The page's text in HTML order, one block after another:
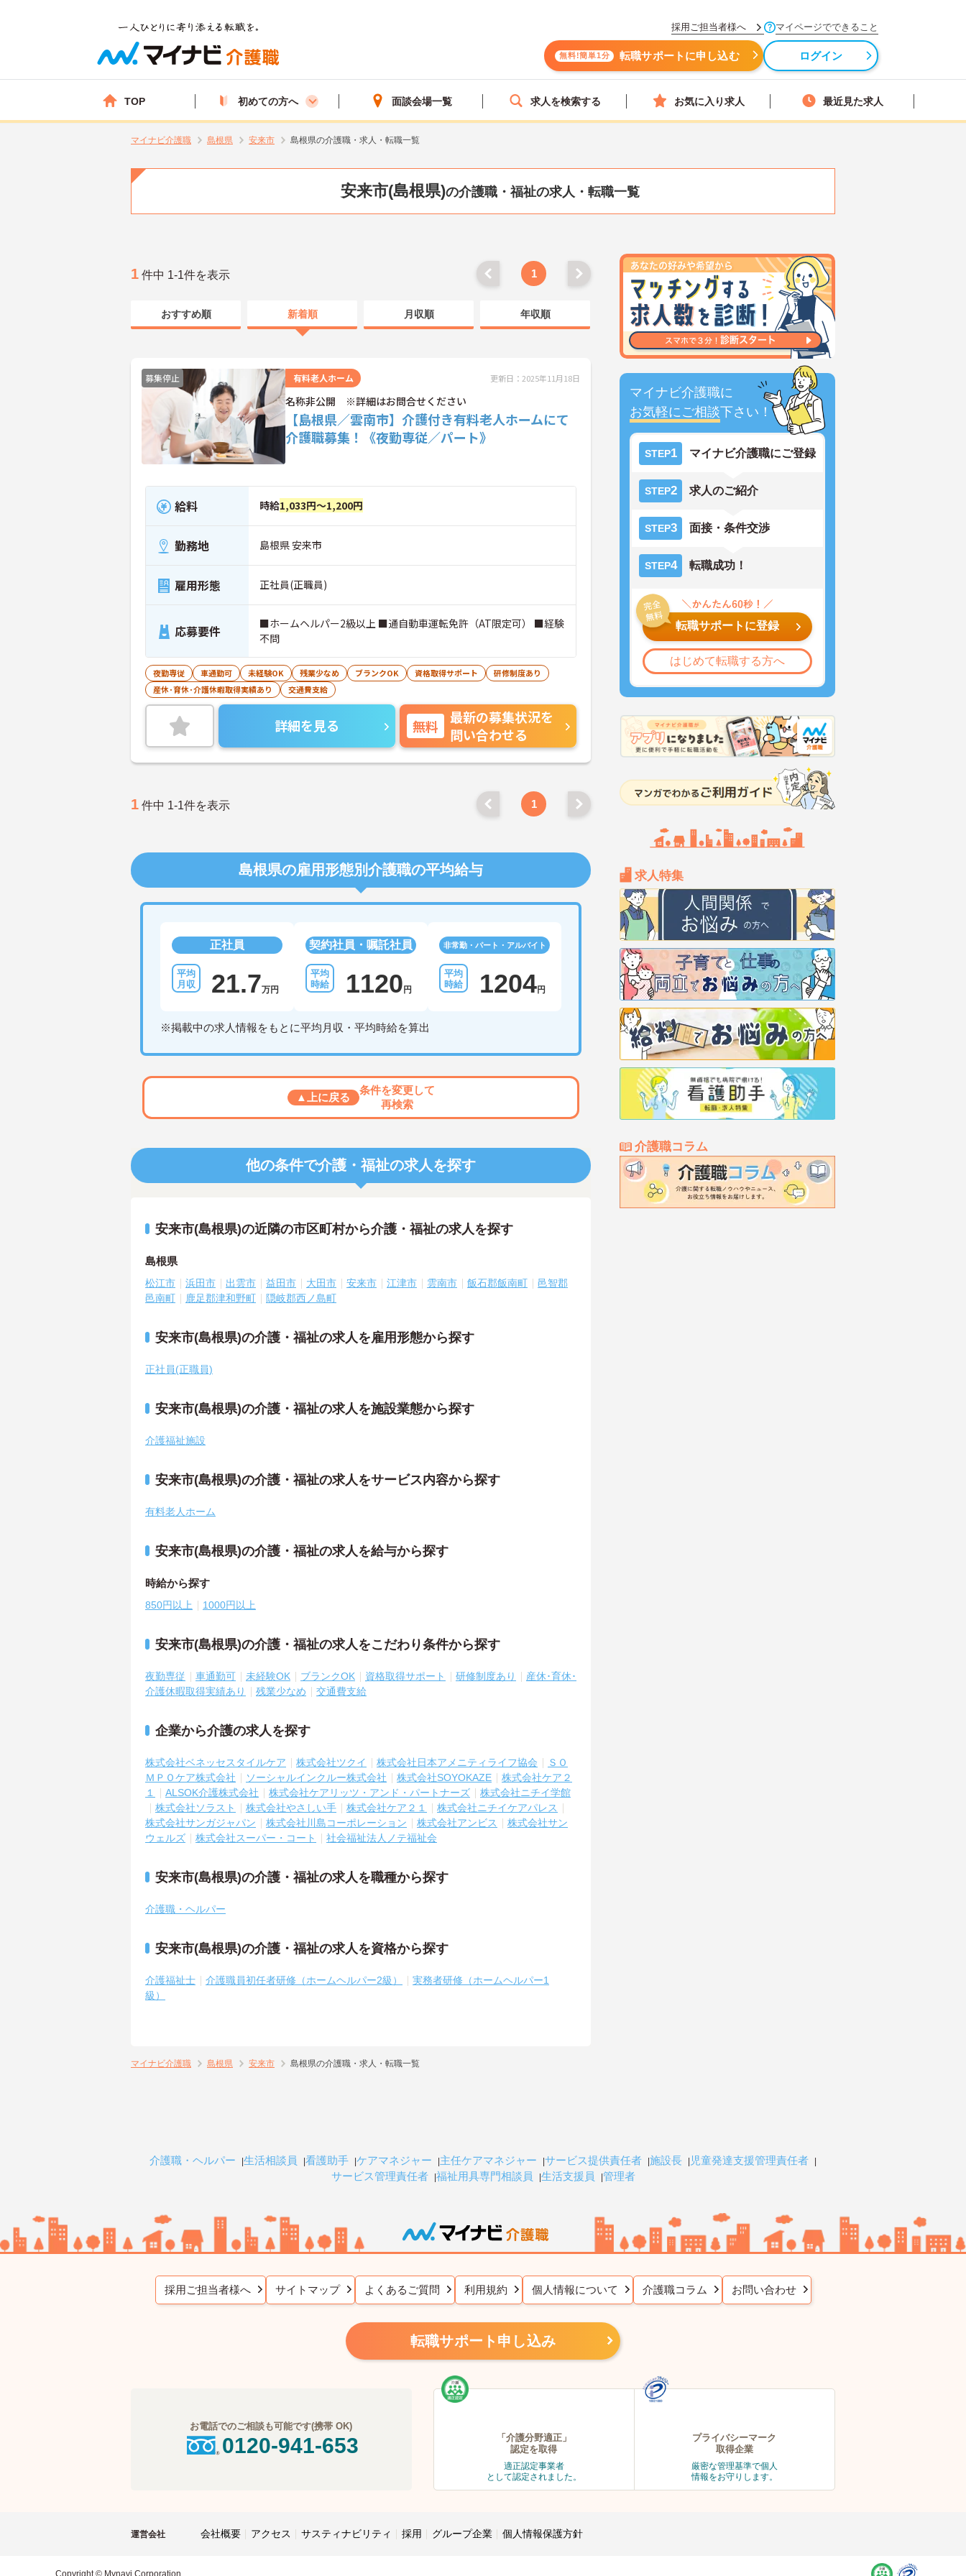
採用ご担当者様へ マイページでできること
無料!簡単1分 転職サポートに申し込む ログイン
TOP 初めての方へ 面談会場一覧 求人を検索する お気に入り求人 最近見た求人
マイナビ介護職 島根県 安来市 島根県の介護職・求人・転職一覧
安来市(島根県)の介護職・福祉の求人・転職一覧
マイナビ介護職に
お気軽にご相談下さい！
STEP1 マイナビ介護職にご登録
STEP2 求人のご紹介
STEP3 面接・条件交渉
STEP4 転職成功！
転職サポートに登録
はじめて転職する方へ
求人特集
介護職コラム
1 件中 1-1件を表示 1
おすすめ順 新着順 月収順 年収順
募集停止 有料老人ホーム 更新日：2025年11月18日
名称非公開 ※詳細はお問合せください
【島根県／雲南市】介護付き有料老人ホームにて
介護職募集！《夜勤専従／パート》
給料 時給1,033円～1,200円
勤務地 島根県 安来市
雇用形態 正社員(正職員)
応募要件
■ホームヘルパー2級以上 ■通自動車運転免許（AT限定可） ■経験
不問
夜勤専従 車通勤可 未経験OK 残業少なめ ブランクOK 資格取得サポート
研修制度あり
産休･育休･介護休暇取得実績あり
交通費支給
詳細を見る 無料
最新の募集状況を
問い合わせる
1 件中 1-1件を表示 1
島根県の雇用形態別介護職の平均給与
正社員
21.7万円
契約社員・嘱託社員
1120 円
非常勤・パート・アルバイト
1204円
※掲載中の求人情報をもとに平均月収・平均時給を算出
▲上に戻る
条件を変更して
再検索
他の条件で介護・福祉の求人を探す
安来市(島根県)の近隣の市区町村から介護・福祉の求人を探す
島根県
松江市 浜田市 出雲市 益田市 大田市 安来市 江津市 雲南市 飯石郡飯南町
邑智郡
邑南町
鹿足郡津和野町 隠岐郡西ノ島町
安来市(島根県)の介護・福祉の求人を雇用形態から探す
正社員(正職員)
安来市(島根県)の介護・福祉の求人を施設業態から探す
介護福祉施設
安来市(島根県)の介護・福祉の求人をサービス内容から探す
有料老人ホーム
安来市(島根県)の介護・福祉の求人を給与から探す
時給から探す
850円以上 1000円以上
安来市(島根県)の介護・福祉の求人をこだわり条件から探す
夜勤専従 車通勤可 未経験OK ブランクOK 資格取得サポート 研修制度あり
産休･育休･
介護休暇取得実績あり
残業少なめ 交通費支給
企業から介護の求人を探す
株式会社ベネッセスタイルケア 株式会社ツクイ 株式会社日本アメニティライフ協会
ＳＯ
ＭＰＯケア株式会社
ソーシャルインクルー株式会社 株式会社SOYOKAZE
株式会社ケア２
１
ALSOK介護株式会社 株式会社ケアリッツ・アンド・パートナーズ
株式会社ニチイ学館
株式会社ソラスト
株式会社やさしい手 株式会社ケア２１
株式会社ニチイケアパレス
株式会社サンガジャパン
株式会社川島コーポレーション 株式会社アンビス
株式会社サン
ウェルズ
株式会社スーパー・コート 社会福祉法人ノテ福祉会
安来市(島根県)の介護・福祉の求人を職種から探す
介護職・ヘルパー
安来市(島根県)の介護・福祉の求人を資格から探す
介護福祉士 介護職員初任者研修（ホームヘルパー2級）
実務者研修（ホームヘルパー1
級）
マイナビ介護職 島根県 安来市 島根県の介護職・求人・転職一覧
介護職・ヘルパー 生活相談員 看護助手 ケアマネジャー 主任ケアマネジャー サービス提供責任者 施設長
児童発達支援管理責任者
サービス管理責任者
福祉用具専門相談員 生活支援員 管理者
採用ご担当者様へ サイトマップ よくあるご質問 利用規約 個人情報について 介護職コラム お問い合わせ
転職サポート申し込み
お電話でのご相談も可能です(携帯 OK)
0120-941-653
「介護分野適正」
認定を取得
適正認定事業者
として認定されました。
プライバシーマーク
取得企業
厳密な管理基準で個人
情報をお守りします。
運営会社 会社概要 アクセス サスティナビリティ 採用 グループ企業 個人情報保護方針
Copyright © Mynavi Corporation